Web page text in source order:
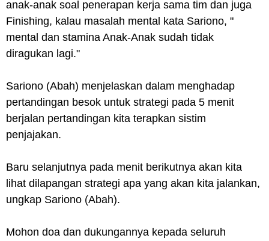
anak-anak soal penerapan kerja sama tim dan juga
Finishing, kalau masalah mental kata Sariono, "
mental dan stamina Anak-Anak sudah tidak
diragukan lagi."
Sariono (Abah) menjelaskan dalam menghadap
pertandingan besok untuk strategi pada 5 menit
berjalan pertandingan kita terapkan sistim
penjajakan.
Baru selanjutnya pada menit berikutnya akan kita
lihat dilapangan strategi apa yang akan kita jalankan,
ungkap Sariono (Abah).
Mohon doa dan dukungannya kepada seluruh